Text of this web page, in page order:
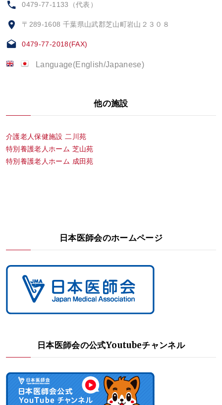
0479-77-1133（代表）
〒289-1608 千葉県山武郡芝山町岩山２３０８
0479-77-2018(FAX)
Language(English/Japanese)
他の施設
介護老人保健施設 二川苑
特別養護老人ホーム 芝山苑
特別養護老人ホーム 成田苑
日本医師会のホームページ
日本医師会の公式Youtubeチャンネル